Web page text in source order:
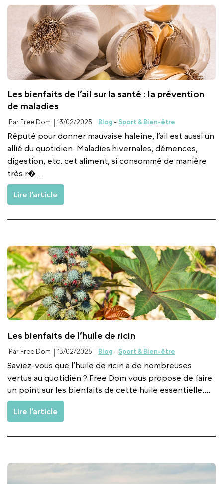
Les bienfaits de l’ail sur la santé : la prévention
de maladies
Par Free Dom 13/02/2025 Blog- Sport & Bien-être
Réputé pour donner mauvaise haleine, l’ail est aussi un
allié du quotidien. Maladies hivernales, démences,
digestion, etc. cet aliment, si consommé de manière
très r�...
Lire l’article
Les bienfaits de l’huile de ricin
Par Free Dom 13/02/2025 Blog- Sport & Bien-être
Saviez-vous que l’huile de ricin a de nombreuses
vertus au quotidien ? Free Dom vous propose de faire
un point sur les bienfaits de cette huile essentielle....
Lire l’article